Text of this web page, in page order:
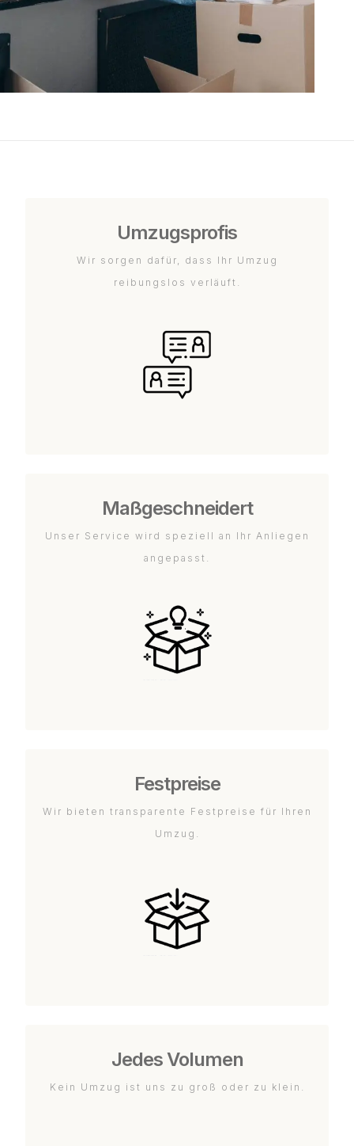
Umzugsprofis
Wir sorgen dafür, dass Ihr Umzug
reibungslos verläuft.
Maßgeschneidert
Unser Service wird speziell an Ihr Anliegen
angepasst.
Festpreise
Wir bieten transparente Festpreise für Ihren
Umzug.
Jedes Volumen
Kein Umzug ist uns zu groß oder zu klein.